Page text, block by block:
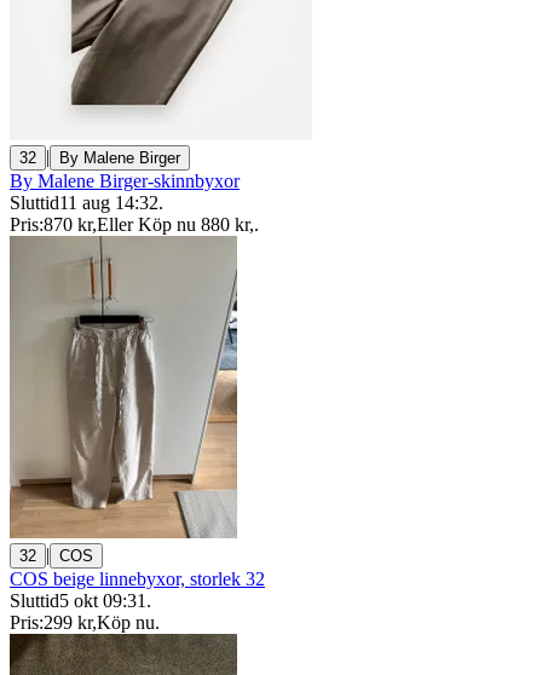
32 | By Malene Birger
By Malene Birger-skinnbyxor
Sluttid11 aug 14:32.
Pris:870 kr,Eller Köp nu 880 kr,.
32 | COS
COS beige linnebyxor, storlek 32
Sluttid5 okt 09:31 .
Pris:299 kr,Köp nu.